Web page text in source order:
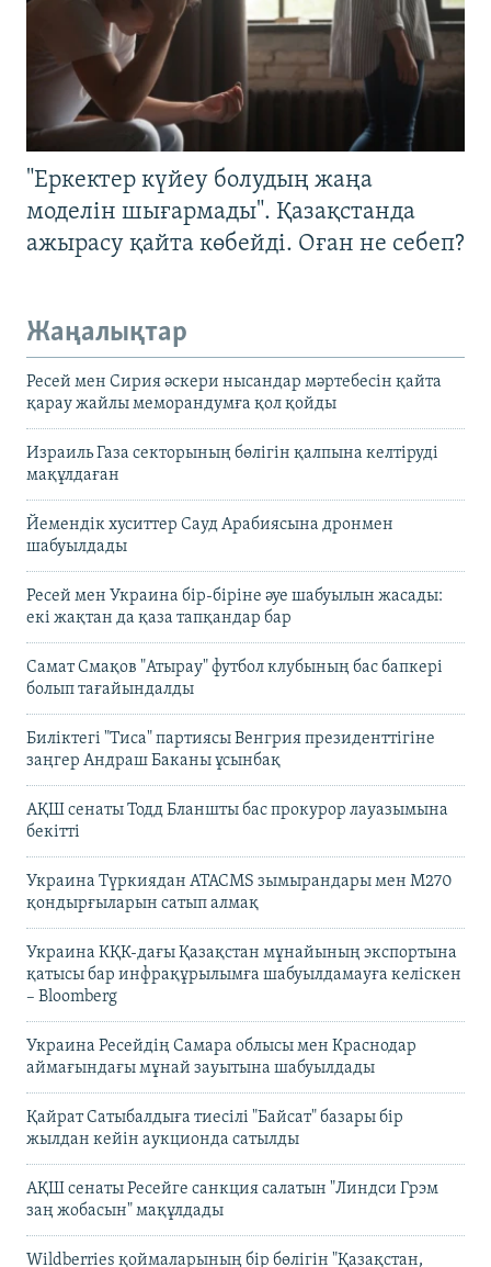
"Еркектер күйеу болудың жаңа
моделін шығармады". Қазақстанда
ажырасу қайта көбейді. Оған не себеп?
Жаңалықтар
Ресей мен Сирия әскери нысандар мәртебесін қайта
қарау жайлы меморандумға қол қойды
Израиль Газа секторының бөлігін қалпына келтіруді
мақұлдаған
Йемендік хуситтер Сауд Арабиясына дронмен
шабуылдады
Ресей мен Украина бір-біріне әуе шабуылын жасады:
екі жақтан да қаза тапқандар бар
Самат Смақов "Атырау" футбол клубының бас бапкері
болып тағайындалды
Биліктегі "Тиса" партиясы Венгрия президенттігіне
заңгер Андраш Баканы ұсынбақ
АҚШ сенаты Тодд Бланшты бас прокурор лауазымына
бекітті
Украина Түркиядан ATACMS зымырандары мен M270
қондырғыларын сатып алмақ
Украина КҚК-дағы Қазақстан мұнайының экспортына
қатысы бар инфрақұрылымға шабуылдамауға келіскен
– Bloomberg
Украина Ресейдің Самара облысы мен Краснодар
аймағындағы мұнай зауытына шабуылдады
Қайрат Сатыбалдыға тиесілі "Байсат" базары бір
жылдан кейін аукционда сатылды
АҚШ сенаты Ресейге санкция салатын "Линдси Грэм
заң жобасын" мақұлдады
Wildberries қоймаларының бір бөлігін "Қазақстан,